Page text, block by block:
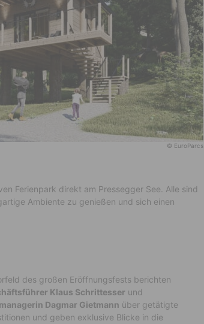
© EuroParcs
Ferienpark direkt am Pressegger See. Alle sind
Ambiente zu genießen und sich einen
des großen Eröffnungsfests berichten
Klaus Schrittesser und
Dagmar Gietmann über getätigte
und geben exklusive Blicke in die